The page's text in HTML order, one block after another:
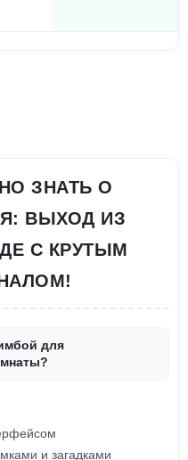
ЗНАТЬ О
ВЫХОД ИЗ
С КРУТЫМ
для
и загадками